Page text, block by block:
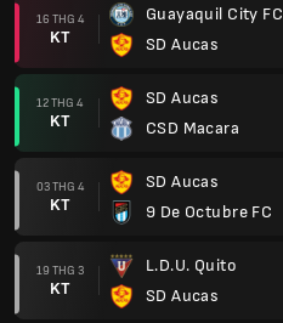
16 THG 4
KT
Guayaquil City FC
SD Aucas
12 THG 4
KT
SD Aucas
CSD Macara
03 THG 4
KT
SD Aucas
9 De Octubre FC
19 THG 3
KT
L.D.U. Quito
SD Aucas